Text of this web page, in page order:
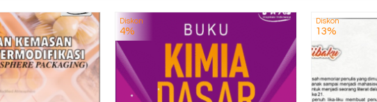
Diskon
4%
Diskon
13%